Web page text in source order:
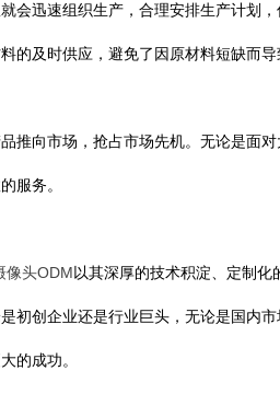
会迅速组织生产，合理安排生产计划，
的及时供应，避免了因原材料短缺而导
向市场，抢占市场先机。无论是面对
服务。
像头ODM以其深厚的技术积淀、定制化
初创企业还是行业巨头，无论是国内市
的成功。